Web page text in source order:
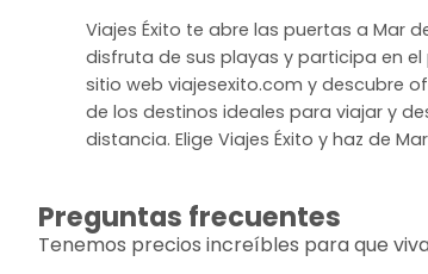
Viajes Éxito te abre las puertas a Mar
disfruta de sus playas y participa en el
sitio web viajesexito.com y descubre
de los destinos ideales para viajar y
distancia. Elige Viajes Éxito y haz de
Preguntas frecuentes
Tenemos precios increíbles para que